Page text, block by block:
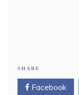
SHARE
Facebook